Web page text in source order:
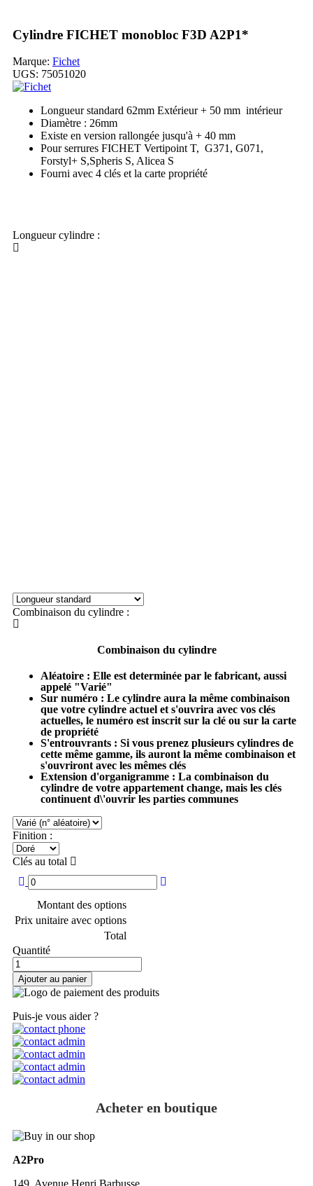
Cylindre FICHET monobloc F3D A2P1*
Marque: Fichet
UGS: 75051020
Longueur standard 62mm Extérieur + 50 mm intérieur
Diamètre : 26mm
Existe en version rallongée jusqu'à + 40 mm
Pour serrures FICHET Vertipoint T, G371, G071,
Forstyl+ S,Spheris S, Alicea S
Fourni avec 4 clés et la carte propriété
Longueur cylindre :
Combinaison du cylindre :
Combinaison du cylindre
Aléatoire : Elle est determinée par le fabricant, aussi
appelé "Varié"
Sur numéro : Le cylindre aura la même combinaison
que votre cylindre actuel et s'ouvrira avec vos clés
actuelles, le numéro est inscrit sur la clé ou sur la carte
de propriété
S'entrouvrants : Si vous prenez plusieurs cylindres de
cette même gamme, ils auront la même combinaison et
s'ouvriront avec les mêmes clés
Extension d'organigramme : La combinaison du
cylindre de votre appartement change, mais les clés
continuent d\'ouvrir les parties communes
Finition :
Clés au total
Montant des options
Prix unitaire avec options
Total
Quantité
Ajouter au panier
Puis-je vous aider ?
Acheter en boutique
A2Pro